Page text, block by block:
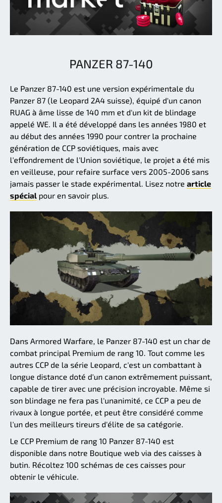
PANZER 87-140
Le Panzer 87-140 est une version expérimentale du
Panzer 87 (le Leopard 2A4 suisse), équipé d'un canon
RUAG à âme lisse de 140 mm et d'un kit de blindage
appelé WE. Il a été développé dans les années 1980 et
au début des années 1990 pour contrer la prochaine
génération de CCP soviétiques, mais avec
l'effondrement de l'Union soviétique, le projet a été mis
en veilleuse, pour refaire surface vers 2005-2006 sans
jamais passer le stade expérimental. Lisez notre article
spécial pour en savoir plus.
Dans Armored Warfare, le Panzer 87-140 est un char de
combat principal Premium de rang 10. Tout comme les
autres CCP de la série Leopard, c'est un combattant à
longue distance doté d'un canon extrêmement puissant,
capable de tirer avec une précision incroyable. Même si
son blindage ne fera pas l'unanimité, ce CCP a peu de
rivaux à longue portée, et peut être considéré comme
l'un des meilleurs tireurs d'élite de sa catégorie.
Le CCP Premium de rang 10 Panzer 87-140 est
disponible dans notre Boutique web via des caisses à
butin. Récoltez 100 schémas de ces caisses pour
obtenir le véhicule.